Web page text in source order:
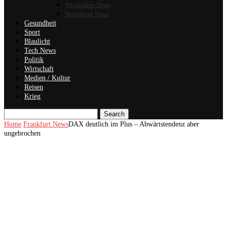
Wiesbaden News
Wolfsburg News
Gesundheit
Sport
Blaulicht
Tech News
Politik
Wirtschaft
Medien / Kultur
Reisen
Krieg
Search
Home Frankfurt NewsDAX deutlich im Plus – Abwärtstendenz aber
ungebrochen